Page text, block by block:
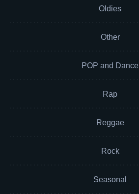
Oldies
Other
POP and Dance
Rap
Reggae
Rock
Seasonal